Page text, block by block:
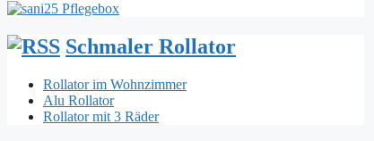
Schmaler Rollator
Rollator im Wohnzimmer
Alu Rollator
Rollator mit 3 Räder